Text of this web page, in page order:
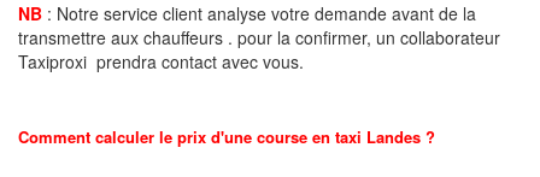
NB : Notre service client analyse votre demande avant de la
transmettre aux chauffeurs . pour la confirmer, un collaborateur
Taxiproxi prendra contact avec vous.
Comment calculer le prix d'une course en taxi Landes ?